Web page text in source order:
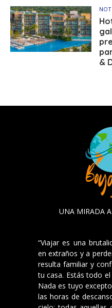
&
UNA MIRADA
“Viajar es una
en extraños y a
resulta familiar y
tu casa. Estás todo
Nada es tuyo
las horas de